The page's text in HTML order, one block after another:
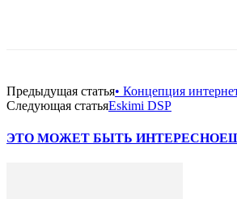
Предыдущая статья• Концепция
Следующая статьяEskimi DSP
ЭТО МОЖЕТ БЫТЬ ИНТЕРЕСНО